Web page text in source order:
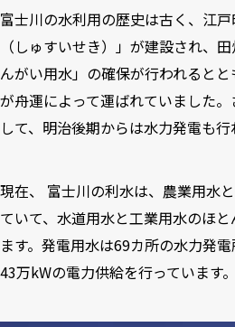
富士川の水利用の歴史は古く、江
（しゅすいせき）」が建設され、
んがい用水」の確保が行われると
が舟運によって運ばれていました
して、明治後期からは水力発電も行
現在、 富士川の利水は、農業用水
ていて、水道用水と工業用水のほ
ます。発電用水は69カ所の水力発
43万kWの電力供給を行っています。